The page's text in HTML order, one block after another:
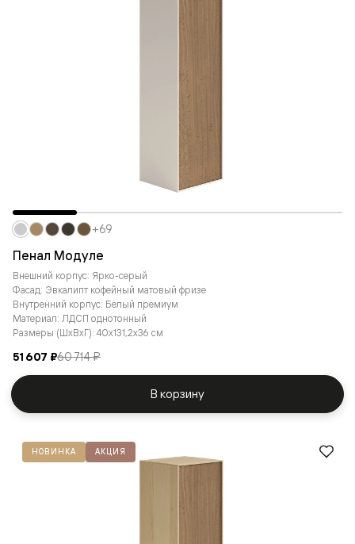
Пенал Модуле
Внешний корпус: Ярко-серый
Фасад: Эвкалипт кофейный матовый фризе
Внутренний корпус: Белый премиум
Материал: ЛДСП однотонный
Размеры (ШxВxГ): 40x131,2x36 см
51 607 ₽60 714 ₽
+69
В корзину
НОВИНКА АКЦИЯ